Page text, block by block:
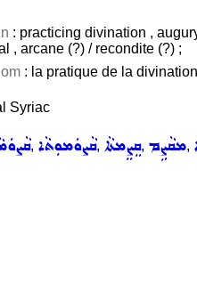
: practicing divination ,
, arcane (?) / recondite (?) ;
: la pratique de la
Syriac
, ܩܵܨܘܿܡܘܼܬܵܐ, ܩܸܨܸܡܬܵܐ, ܡܩܵܨܹܡ,